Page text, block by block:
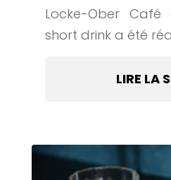
Locke-Ober Café
short drink a été
LIRE LA